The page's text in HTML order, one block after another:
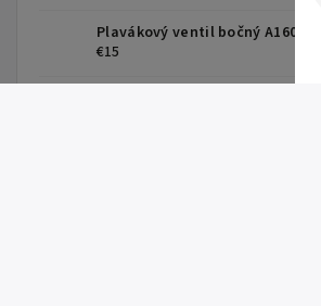
Plavákový ventil bočný A160
€15